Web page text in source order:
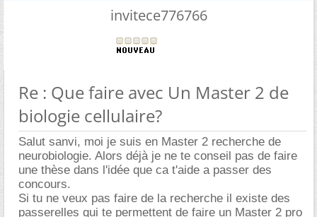
invitece776766
Re : Que faire avec Un Master 2 de
biologie cellulaire?
Salut sanvi, moi je suis en Master 2 recherche de
neurobiologie. Alors déjà je ne te conseil pas de faire
une thèse dans l'idée que ca t'aide a passer des
concours.
Si tu ne veux pas faire de la recherche il existe des
passerelles qui te permettent de faire un Master 2 pro